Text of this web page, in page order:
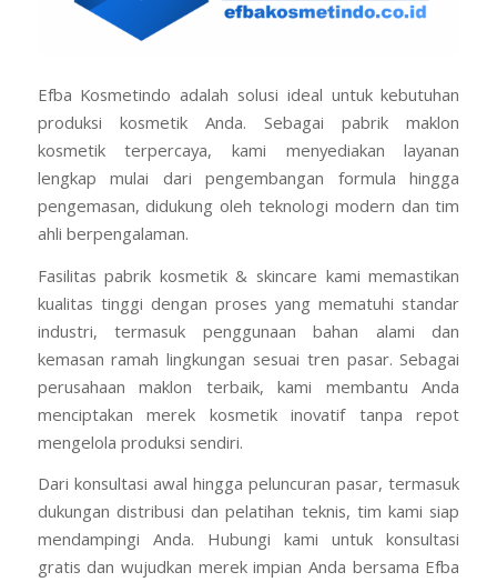
Efba Kosmetindo adalah solusi ideal untuk kebutuhan
produksi kosmetik Anda. Sebagai pabrik maklon
kosmetik terpercaya, kami menyediakan layanan
lengkap mulai dari pengembangan formula hingga
pengemasan, didukung oleh teknologi modern dan tim
ahli berpengalaman.
Fasilitas pabrik kosmetik & skincare kami memastikan
kualitas tinggi dengan proses yang mematuhi standar
industri, termasuk penggunaan bahan alami dan
kemasan ramah lingkungan sesuai tren pasar. Sebagai
perusahaan maklon terbaik, kami membantu Anda
menciptakan merek kosmetik inovatif tanpa repot
mengelola produksi sendiri.
Dari konsultasi awal hingga peluncuran pasar, termasuk
dukungan distribusi dan pelatihan teknis, tim kami siap
mendampingi Anda. Hubungi kami untuk konsultasi
gratis dan wujudkan merek impian Anda bersama Efba